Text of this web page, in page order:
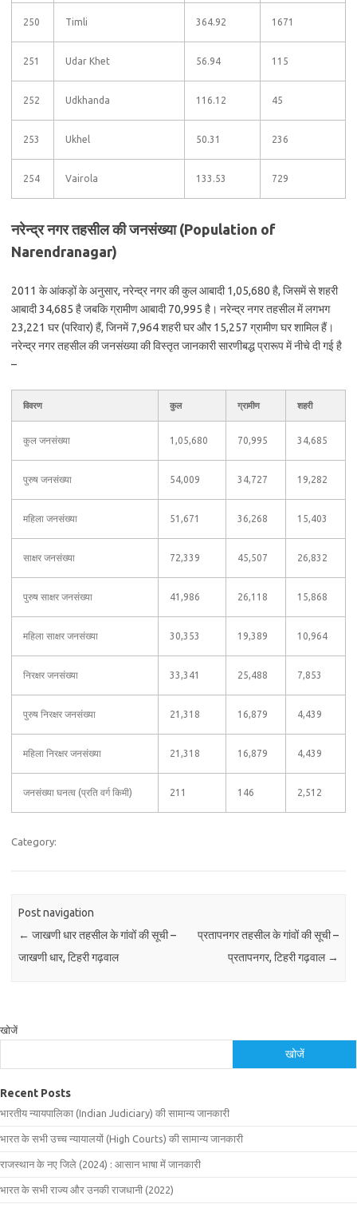
250 Timli 364.92 1671
251 Udar Khet 56.94 115
252 Udkhanda 116.12 45
253 Ukhel 50.31 236
254 Vairola 133.53 729
नरेन्द्र नगर तहसील की जनसंख्या (Population of
Narendranagar)
2011 के आंकड़ों के अनुसार, नरेन्द्र नगर की कुल आबादी 1,05,680 है, जिसमें से शहरी
आबादी 34,685 है जबकि ग्रामीण आबादी 70,995 है। नरेन्द्र नगर तहसील में लगभग
23,221 घर (परिवार) हैं, जिनमें 7,964 शहरी घर और 15,257 ग्रामीण घर शामिल हैं।
नरेन्द्र नगर तहसील की जनसंख्या की विस्तृत जानकारी सारणीबद्ध प्रारूप में नीचे दी गई है
–
विवरण कुल ग्रामीण शहरी
कुल जनसंख्या 1,05,680 70,995 34,685
पुरुष जनसंख्या 54,009 34,727 19,282
महिला जनसंख्या 51,671 36,268 15,403
साक्षर जनसंख्या 72,339 45,507 26,832
पुरुष साक्षर जनसंख्या 41,986 26,118 15,868
महिला साक्षर जनसंख्या 30,353 19,389 10,964
निरक्षर जनसंख्या 33,341 25,488 7,853
पुरुष निरक्षर जनसंख्या 21,318 16,879 4,439
महिला निरक्षर जनसंख्या 21,318 16,879 4,439
जनसंख्या घनत्व (प्रति वर्ग किमी) 211 146 2,512
Category:
Post navigation
← जाखणी धार तहसील के गांवों की सूची –
जाखणी धार, टिहरी गढ़वाल
प्रतापनगर तहसील के गांवों की सूची –
प्रतापनगर, टिहरी गढ़वाल →
खोजें
खोजें
Recent Posts
भारतीय न्यायपालिका (Indian Judiciary) की सामान्य जानकारी
भारत के सभी उच्च न्यायालयों (High Courts) की सामान्य जानकारी
राजस्थान के नए जिले (2024) : आसान भाषा में जानकारी
भारत के सभी राज्य और उनकी राजधानी (2022)